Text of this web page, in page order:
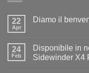
22
Apr
Diamo il
Diamo
il
benvenuto
24
Feb
Disponibile in
Sidewinder X4